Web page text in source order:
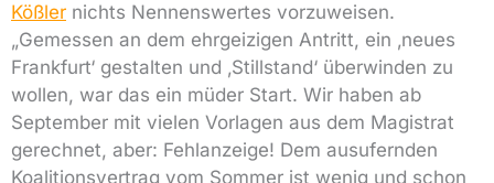
Kößler nichts Nennenswertes vorzuweisen.
„Gemessen an dem ehrgeizigen Antritt, ein ‚neues
Frankfurt‘ gestalten und ‚Stillstand‘ überwinden zu
wollen, war das ein müder Start. Wir haben ab
September mit vielen Vorlagen aus dem Magistrat
gerechnet, aber: Fehlanzeige! Dem ausufernden
Koalitionsvertrag vom Sommer ist wenig und schon